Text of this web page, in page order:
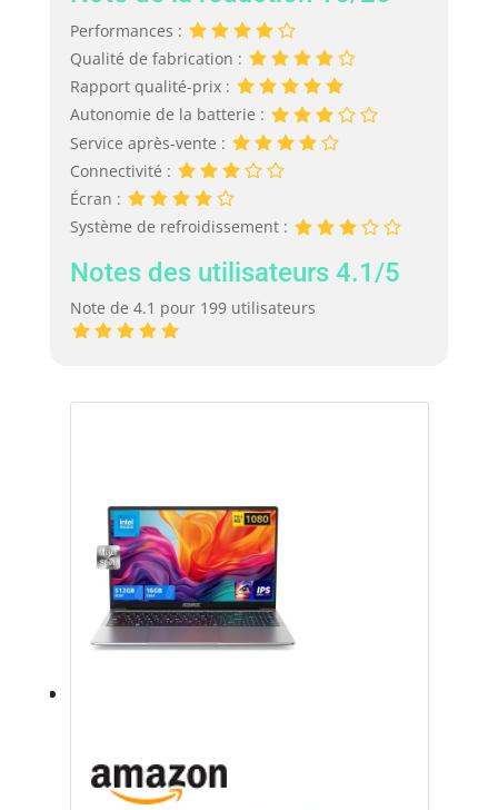
Performances :
Qualité de fabrication :
Rapport qualité-prix :
Autonomie de la batterie :
Service après-vente :
Connectivité :
Écran :
Système de refroidissement :
Notes des utilisateurs 4.1/5
Note de 4.1 pour 199 utilisateurs